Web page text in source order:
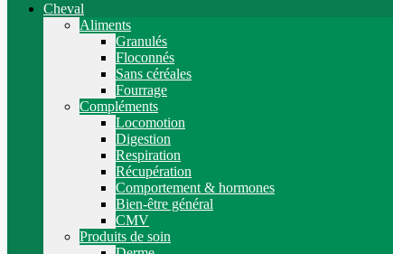
Cheval
Aliments
Granulés
Floconnés
Sans céréales
Fourrage
Compléments
Locomotion
Digestion
Respiration
Récupération
Comportement & hormones
Bien-être général
CMV
Produits de soin